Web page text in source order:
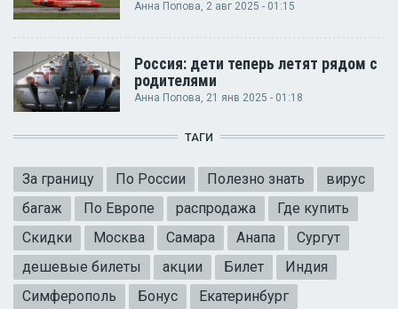
Анна Попова , 2 авг 2025 - 01:15
Россия: дети теперь летят рядом с
родителями
Анна Попова, 21 янв 2025 - 01:18
ТАГИ
За границу По России Полезно знать
вирус
багаж
По Европе распродажа
Где купить
Скидки
Москва Самара Анапа
Сургут
дешевые билеты
акции Билет
Индия
Симферополь
Бонус Екатеринбург